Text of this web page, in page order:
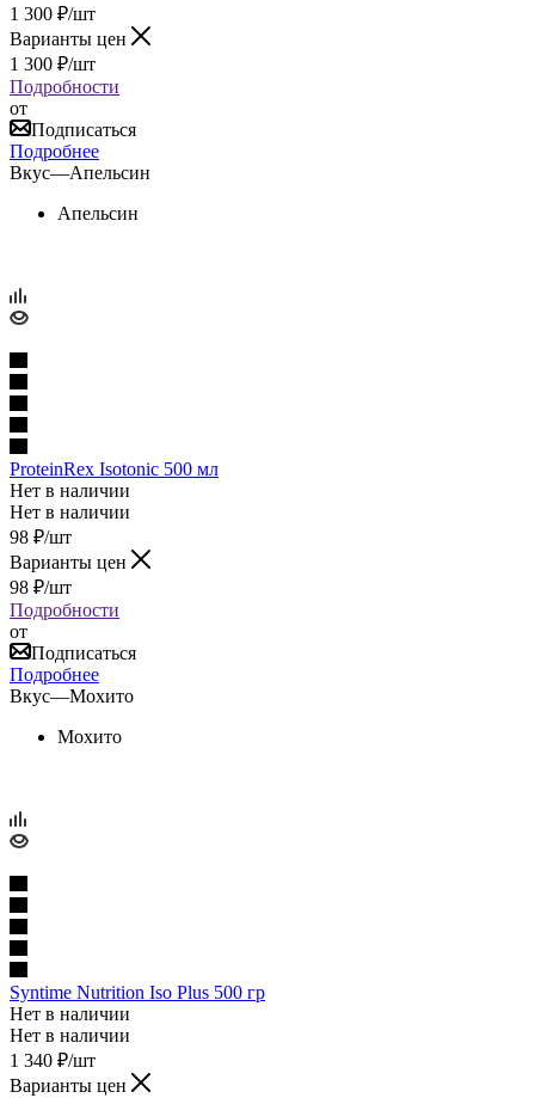
1 300 ₽/шт
Варианты цен
1 300 ₽/шт
Подробности
от
Подписаться
Подробнее
Вкус—Апельсин
Апельсин
ProteinRex Isotonic 500 мл
Нет в наличии
Нет в наличии
98 ₽/шт
Варианты цен
98 ₽/шт
Подробности
от
Подписаться
Подробнее
Вкус—Мохито
Мохито
Syntime Nutrition Iso Plus 500 гр
Нет в наличии
Нет в наличии
1 340 ₽/шт
Варианты цен